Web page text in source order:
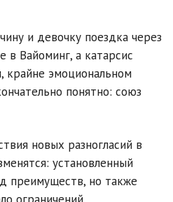
и девочку поездка через
в Вайоминг, а катарсис
крайне эмоциональном
понятно: союз
новых разногласий в
установленный
преимуществ, но также